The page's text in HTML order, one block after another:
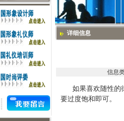
详细信息
信息
如果喜欢随性的街
要过度饱和即可。